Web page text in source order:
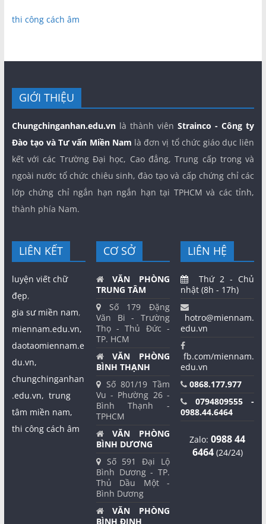
thi công cách âm
GIỚI THIỆU
Chungchinganhan.edu.vnlà thành viênStrainco - Công ty
Đào tạo và Tư vấn Miền Nam là đơn vị tổ chức giáo dục liên
kết với các Trường Đại học, Cao đẳng, Trung cấp trong và
ngoài nước tổ chức chiêu sinh, đào tạo và cấp chứng chỉ các
lớp chứng chỉ ngắn hạn ngắn hạn tại TPHCM và các tỉnh,
thành phía Nam.
LIÊN KẾT
luyện viết chữ
đẹp,
gia sư miền nam,
miennam.edu.vn,
daotaomiennam.e
du.vn,
chungchinganhan
.edu.vn, trung
tâm miền nam,
thi công cách âm
CƠ SỞ
VĂN PHÒNG
TRUNG TÂM
Số 179 Đặng
Văn Bi - Trường
Thọ - Thủ Đức -
TP. HCM
VĂN PHÒNG
BÌNH THẠNH
Số 801/19 Tầm
Vu - Phường 26 -
Bình Thạnh -
TPHCM
VĂN PHÒNG
BÌNH DƯƠNG
Số 591 Đại Lộ
Bình Dương - TP.
Thủ Dầu Một -
Bình Dương
VĂN PHÒNG
BÌNH ĐỊNH
LIÊN HỆ
Thứ 2 - Chủ
nhật (8h - 17h)
hotro@miennam.
edu.vn
fb.com/miennam.
edu.vn
0868.177.977
0794809555 -
0988.44.6464
Zalo:0988 44
6464(24/24)